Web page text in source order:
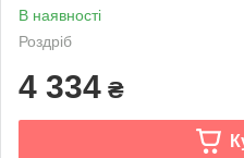
В наявності
Роздріб
4 334 ₴